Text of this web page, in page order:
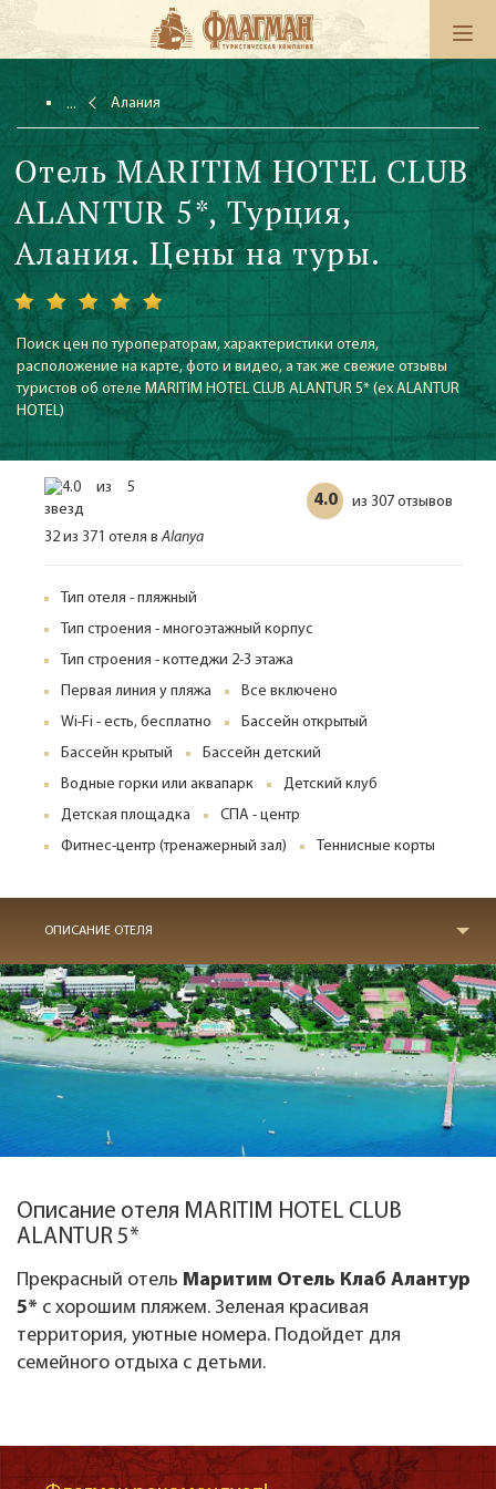
Алания
Отель MARITIM HOTEL CLUB
ALANTUR 5*, Турция,
Алания. Цены на туры.
Поиск цен по туроператорам, характеристики отеля,
расположение на карте, фото и видео, а так же свежие отзывы
туристов об отеле MARITIM HOTEL CLUB ALANTUR 5* (ех ALANTUR
HOTEL)
4.0 из 307 отзывов
32 из 371 отеля вAlanya
Тип отеля - пляжный
Тип строения - многоэтажный корпус
Тип строения - коттеджи 2-3 этажа
Первая линия у пляжа
Все включено
Wi-Fi - есть, бесплатно
Бассейн открытый
Бассейн крытый
Бассейн детский
Водные горки или аквапарк
Детский клуб
Детская площадка
СПА - центр
Фитнес-центр (тренажерный зал)
Теннисные корты
ОПИСАНИЕ ОТЕЛЯ
Описание отеля MARITIM HOTEL CLUB
ALANTUR 5*
Прекрасный отель Маритим Отель Клаб Алантур
5* с хорошим пляжем. Зеленая красивая
территория, уютные номера. Подойдет для
семейного отдыха с детьми.